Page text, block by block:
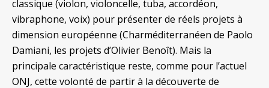
classique (violon, violoncelle, tuba, accordéon,
vibraphone, voix) pour présenter de réels projets à
dimension européenne (Charméditerranéen de Paolo
Damiani, les projets d’Olivier Benoît). Mais la
principale caractéristique reste, comme pour l’actuel
ONJ, cette volonté de partir à la découverte de